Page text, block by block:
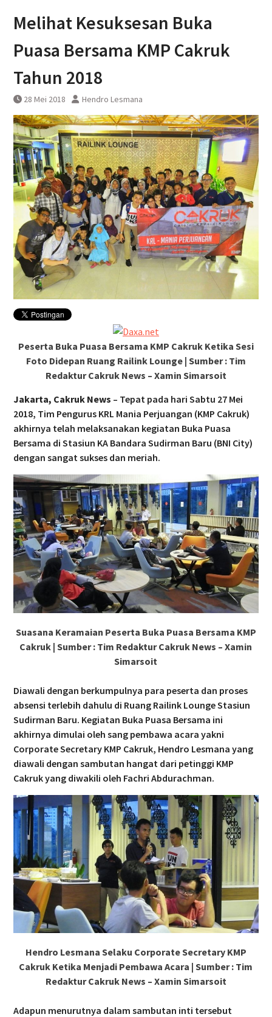
Perjanjian Kerja Sama Dengan
DAWONSYS
Melihat Kesuksesan Buka
Puasa Bersama KMP Cakruk
Tahun 2018
28 Mei 2018 Hendro Lesmana
Peserta Buka Puasa Bersama KMP Cakruk Ketika Sesi
Foto Didepan Ruang Railink Lounge | Sumber : Tim
Redaktur Cakruk News – Xamin Simarsoit
Jakarta, Cakruk News – Tepat pada hari Sabtu 27 Mei
2018, Tim Pengurus KRL Mania Perjuangan (KMP Cakruk)
akhirnya telah melaksanakan kegiatan Buka Puasa
Bersama di Stasiun KA Bandara Sudirman Baru (BNI City)
dengan sangat sukses dan meriah.
Suasana Keramaian Peserta Buka Puasa Bersama KMP
Cakruk | Sumber : Tim Redaktur Cakruk News – Xamin
Simarsoit
Diawali dengan berkumpulnya para peserta dan proses
absensi terlebih dahulu di Ruang Railink Lounge Stasiun
Sudirman Baru. Kegiatan Buka Puasa Bersama ini
akhirnya dimulai oleh sang pembawa acara yakni
Corporate Secretary KMP Cakruk, Hendro Lesmana yang
diawali dengan sambutan hangat dari petinggi KMP
Cakruk yang diwakili oleh Fachri Abdurachman.
Hendro Lesmana Selaku Corporate Secretary KMP
Cakruk Ketika Menjadi Pembawa Acara | Sumber : Tim
Redaktur Cakruk News – Xamin Simarsoit
Adapun menurutnya dalam sambutan inti tersebut